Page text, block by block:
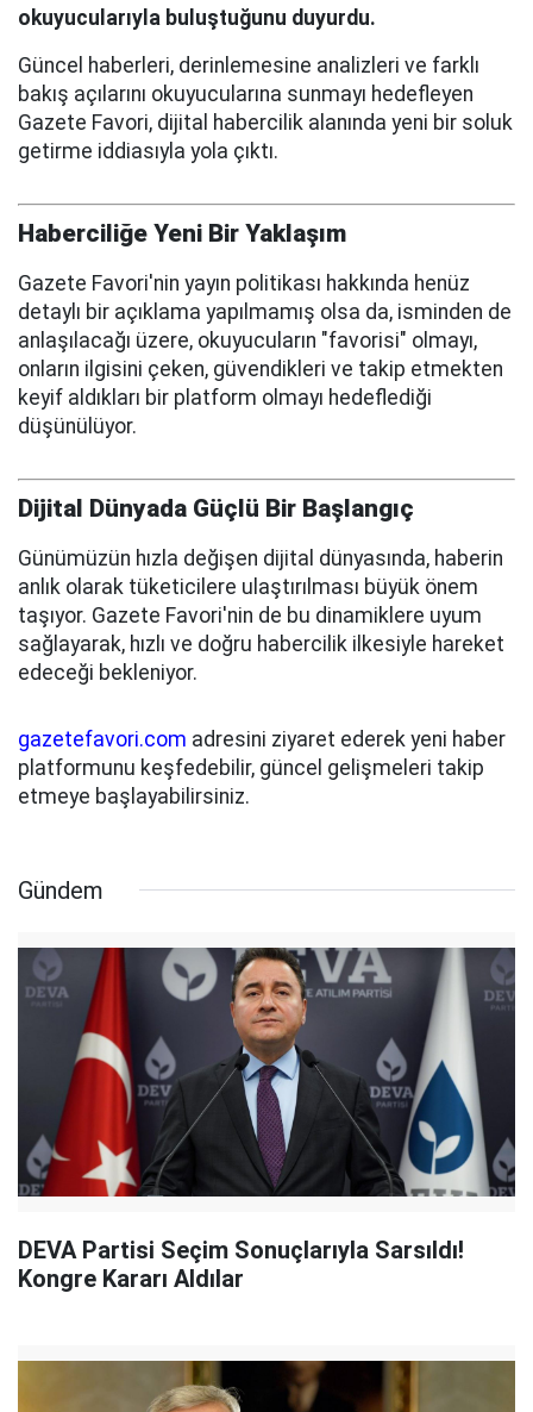
okuyucularıyla buluştuğunu duyurdu.
Güncel haberleri, derinlemesine analizleri ve farklı
bakış açılarını okuyucularına sunmayı hedefleyen
Gazete Favori, dijital habercilik alanında yeni bir soluk
getirme iddiasıyla yola çıktı.
Haberciliğe Yeni Bir Yaklaşım
Gazete Favori'nin yayın politikası hakkında henüz
detaylı bir açıklama yapılmamış olsa da, isminden de
anlaşılacağı üzere, okuyucuların "favorisi" olmayı,
onların ilgisini çeken, güvendikleri ve takip etmekten
keyif aldıkları bir platform olmayı hedeflediği
düşünülüyor.
Dijital Dünyada Güçlü Bir Başlangıç
Günümüzün hızla değişen dijital dünyasında, haberin
anlık olarak tüketicilere ulaştırılması büyük önem
taşıyor. Gazete Favori'nin de bu dinamiklere uyum
sağlayarak, hızlı ve doğru habercilik ilkesiyle hareket
edeceği bekleniyor.
gazetefavori.com adresini ziyaret ederek yeni haber
platformunu keşfedebilir, güncel gelişmeleri takip
etmeye başlayabilirsiniz.
Gündem
DEVA Partisi Seçim Sonuçlarıyla Sarsıldı!
Kongre Kararı Aldılar